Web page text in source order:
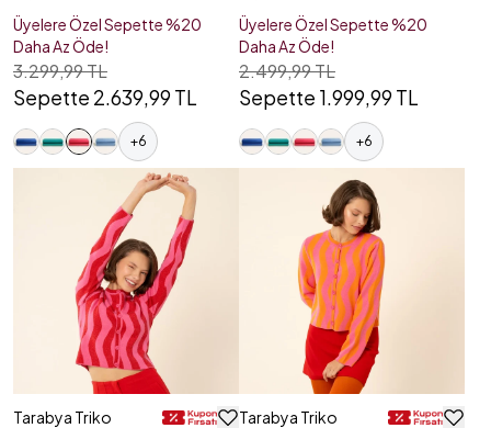
Saten Düz Çarşaf
Üyelere Özel Sepette %20
Daha Az Öde!
3.299,99 TL
Sepette 2.639,99 TL
+6
Saten Düz Çarşaf
Üyelere Özel Sepette %20
Daha Az Öde!
2.499,99 TL
Sepette 1.999,99 TL
+6
Tarabya Triko
Tarabya Triko